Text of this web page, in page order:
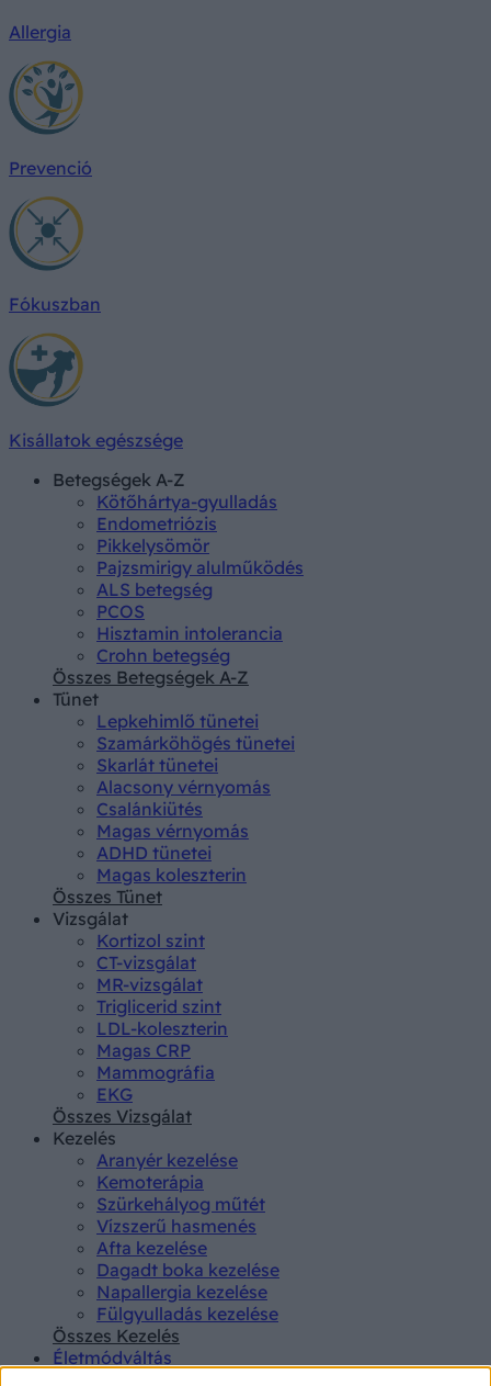
Allergia
Prevenció
Fókuszban
Kisállatok egészsége
Betegségek A-Z
Kötőhártya-gyulladás
Endometriózis
Pikkelysömör
Pajzsmirigy alulműködés
ALS betegség
PCOS
Hisztamin intolerancia
Crohn betegség
Összes Betegségek A-Z
Tünet
Lepkehimlő tünetei
Szamárköhögés tünetei
Skarlát tünetei
Alacsony vérnyomás
Csalánkiütés
Magas vérnyomás
ADHD tünetei
Magas koleszterin
Összes Tünet
Vizsgálat
Kortizol szint
CT-vizsgálat
MR-vizsgálat
Triglicerid szint
LDL-koleszterin
Magas CRP
Mammográfia
EKG
Összes Vizsgálat
Kezelés
Aranyér kezelése
Kemoterápia
Szürkehályog műtét
Vízszerű hasmenés
Afta kezelése
Dagadt boka kezelése
Napallergia kezelése
Fülgyulladás kezelése
Összes Kezelés
Életmódváltás